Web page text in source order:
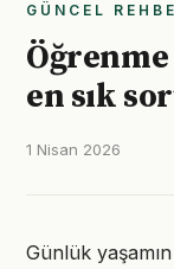
GÜNCEL
en sık
1 Nisan 2026
Günlük